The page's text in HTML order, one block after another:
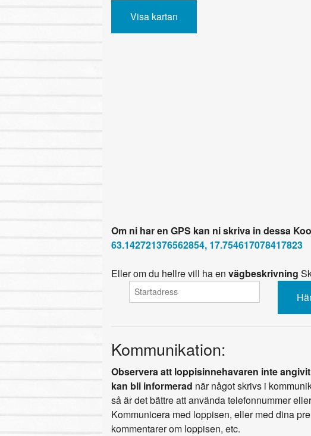
Visa kartan
Om ni har en GPS kan ni skriva in dessa
63.142721376562854, 17.754617078417823
Eller om du hellre vill ha en vägbeskrivning
Kommunikation:
Observera att loppisinnehavaren inte
kan bli informerad när något skrivs i
så är det bättre att använda telefonnummer
Kommunicera med loppisen, eller med dina
kommentarer om loppisen, etc.